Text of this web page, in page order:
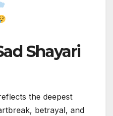
Shayari
the deepest
betrayal, and